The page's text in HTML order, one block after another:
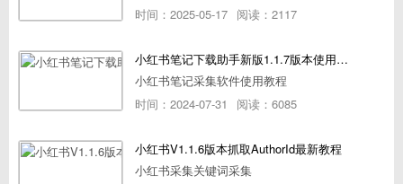
时间：2025-05-17 阅读：2117
小红书笔记下载助手新版1.1.7版本使用教程
小红书笔记采集软件使用教程
时间：2024-07-31
阅读：6085
小红书V1.1.6版本抓取AuthorId最新教程
小红书采集关键词采集